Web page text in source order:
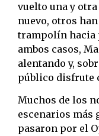
vuelto una y
nuevo, otros
trampolín hacia
ambos casos,
alentando y,
público disfrute
Muchos de los
escenarios más
pasaron por el